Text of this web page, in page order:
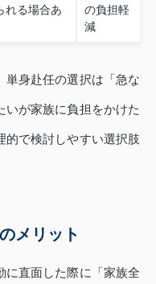
れる場合あ
の負担軽
減
単身赴任の選択は「急な
いが家族に負担をかけた
的で検討しやすい選択肢
メリット
に直面した際に「家族全